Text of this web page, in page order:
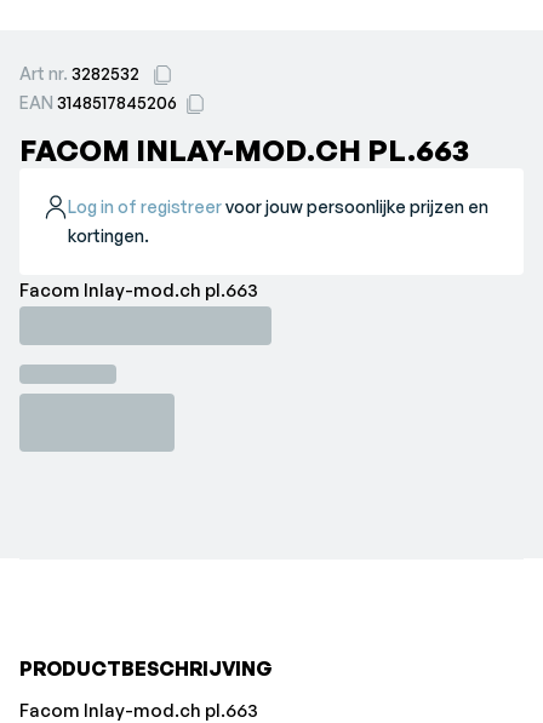
Art nr. 3282532
EAN 3148517845206
FACOM INLAY-MOD.CH PL.663
Log in of registreervoor jouw persoonlijke prijzen en
kortingen.
Facom Inlay-mod.ch pl.663
PRODUCTBESCHRIJVING
Facom Inlay-mod.ch pl.663